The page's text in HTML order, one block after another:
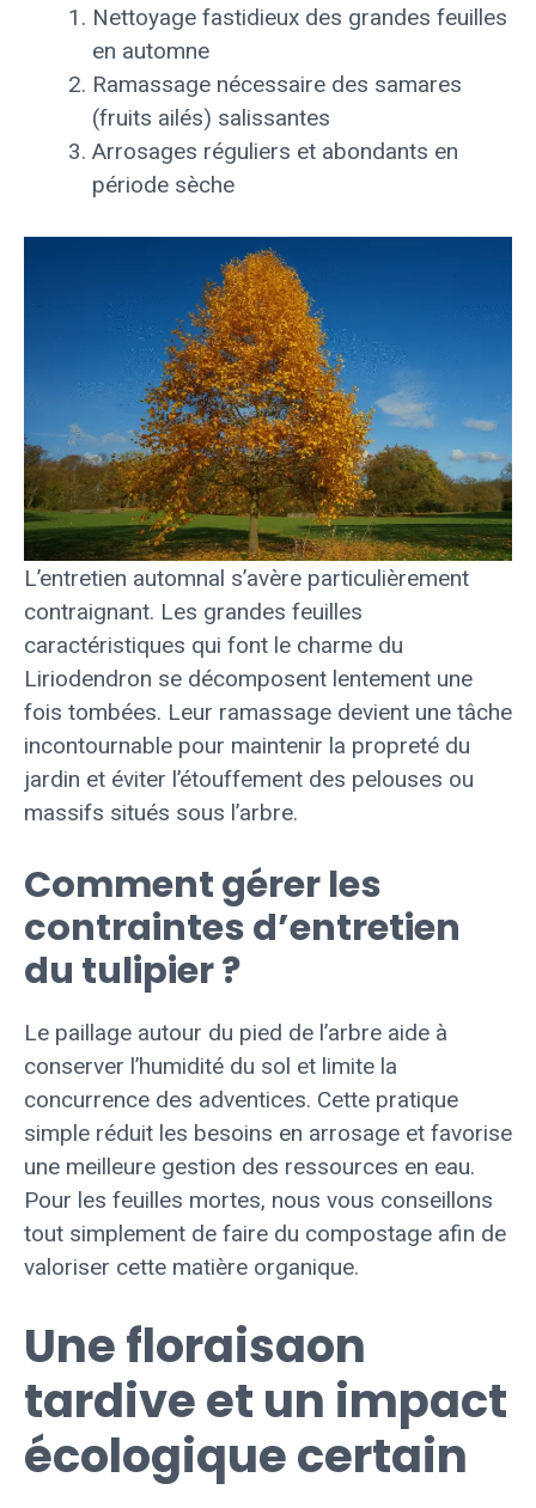
Nettoyage fastidieux des grandes feuilles
en automne
Ramassage nécessaire des samares
(fruits ailés) salissantes
Arrosages réguliers et abondants en
période sèche
L’entretien automnal s’avère particulièrement
contraignant. Les grandes feuilles
caractéristiques qui font le charme du
Liriodendron se décomposent lentement une
fois tombées. Leur ramassage devient une tâche
incontournable pour maintenir la propreté du
jardin et éviter l’étouffement des pelouses ou
massifs situés sous l’arbre.
Comment gérer les
contraintes d’entretien
du tulipier ?
Le paillage autour du pied de l’arbre aide à
conserver l’humidité du sol et limite la
concurrence des adventices. Cette pratique
simple réduit les besoins en arrosage et favorise
une meilleure gestion des ressources en eau.
Pour les feuilles mortes, nous vous conseillons
tout simplement de faire du compostage afin de
valoriser cette matière organique.
Une floraisaon
tardive et un impact
écologique certain